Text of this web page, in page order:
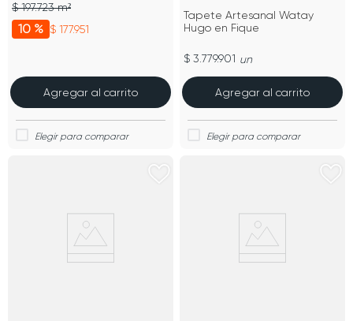
10 % $ 177.951
$ 197.723 m²
Agregar al carrito
Tapete Artesanal Watay
Hugo en Fique
$ 3.779.901 un
Agregar al carrito